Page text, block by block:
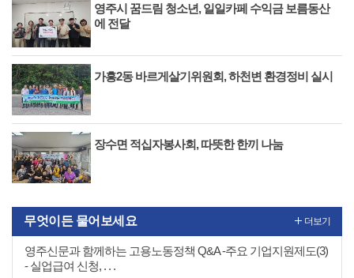
영주시 꿈드림 청소년, 일일카페 수익금 보름동산
에 전달
가흥2동 바르게살기위원회, 하천변 환경정비 실시
장수면 적십자봉사회, 따뜻한 한끼 나눔
무엇이든 물어보세요
영주신문과 함께하는 고용노동정책 Q&A -주요 기업지원제도(3)
- 실업급여 신청, . . .
더보기